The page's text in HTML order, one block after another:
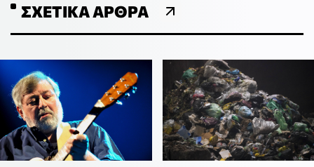
ΣΧΕΤΙΚΆ ΆΡΘΡΑ